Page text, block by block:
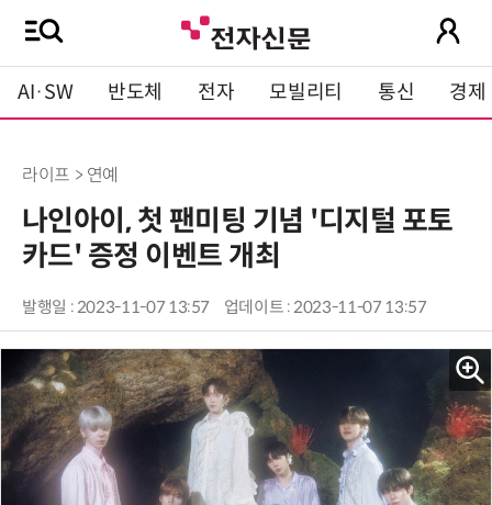
AI·SW 반도체 전자 모빌리티 통신 경제
라이프 > 연예
나인아이, 첫 팬미팅 기념 '디지털 포토
카드' 증정 이벤트 개최
발행일 : 2023-11-07 13:57 업데이트 : 2023-11-07 13:57